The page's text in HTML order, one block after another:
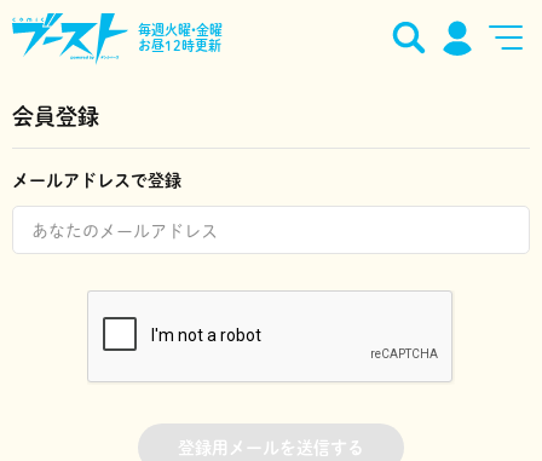
毎週火曜•金曜
お昼12時更新
会員登録
メールアドレスで登録
登録用メールを送信する